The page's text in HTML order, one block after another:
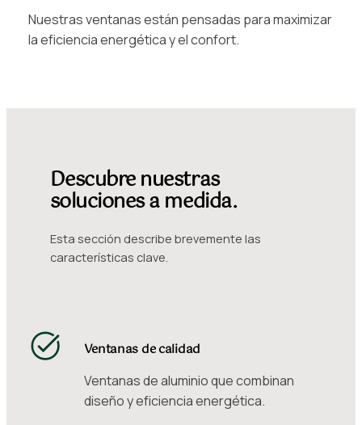
Nuestras ventanas están pensadas para maximizar
la eficiencia energética y el confort.
Descubre nuestras
soluciones a medida.
Esta sección describe brevemente las
características clave.
Ventanas de calidad
Ventanas de aluminio que combinan
diseño y eficiencia energética.